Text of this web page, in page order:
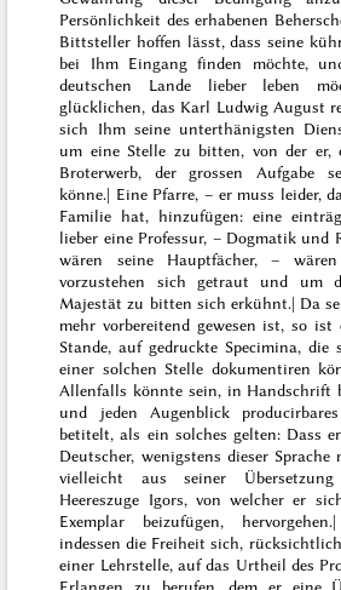
Persönlichkeit des erhabenen
Bittsteller hoffen lässt, dass seine
bei Ihm Eingang finden möchte,
deutschen Lande lieber leben
glücklichen, das Karl Ludwig August
sich Ihm seine unterthänigsten
um eine Stelle zu bitten, von der er,
Broterwerb, der grossen Aufgabe
könne.| Eine Pfarre, – er muss leider,
Familie hat, hinzufügen: eine
lieber eine Professur, – Dogmatik und
wären seine Hauptfächer, –
vorzustehen sich getraut und um
Majestät zu bitten sich erkühnt.| Da
mehr vorbereitend gewesen ist, so
Stande, auf gedruckte Specimina, die
einer solchen Stelle dokumentiren
Allenfalls könnte sein, in Handschrift
und jeden Augenblick
betitelt, als ein solches gelten: Dass
Deutscher, wenigstens dieser
vielleicht aus seiner
Heereszuge Igors, von welcher er
Exemplar beizufügen,
indessen die Freiheit sich,
einer Lehrstelle, auf das Urtheil des